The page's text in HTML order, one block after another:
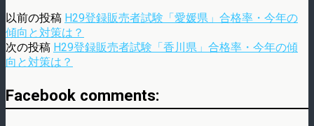
以前の投稿 H29登録販売者試験「愛媛県」合格率・今年の
傾向と対策は？
次の投稿 H29登録販売者試験「香川県」合格率・今年の傾
向と対策は？
Facebook comments: